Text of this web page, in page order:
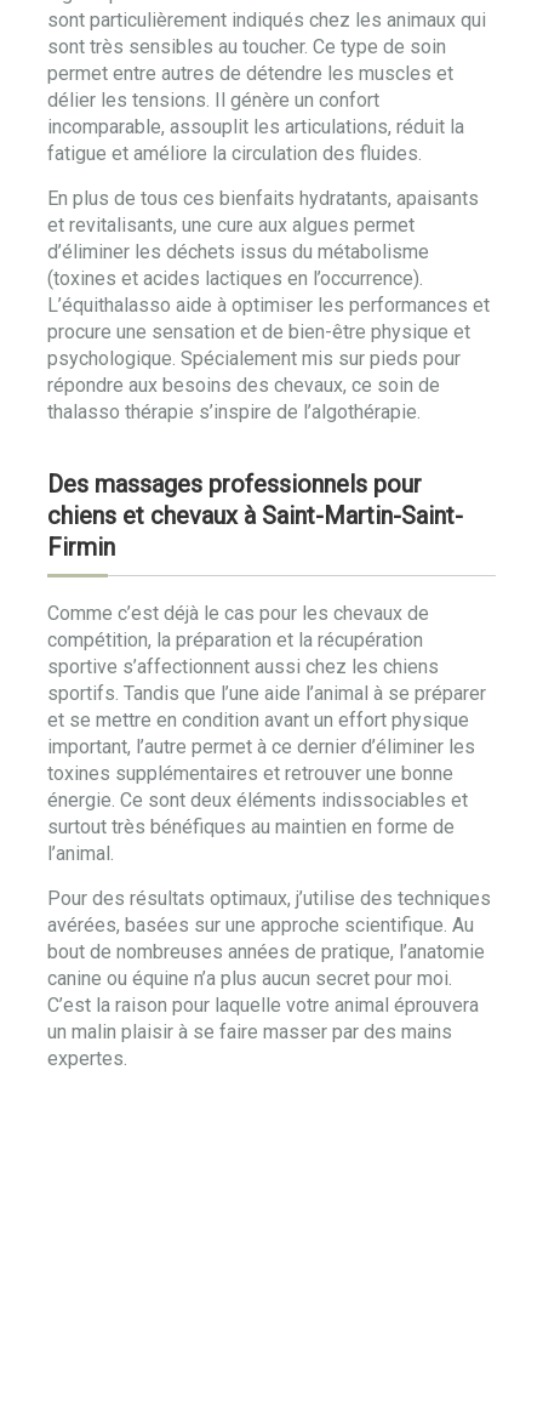
sont particulièrement indiqués chez les animaux qui
sont très sensibles au toucher. Ce type de soin
permet entre autres de détendre les muscles et
délier les tensions. Il génère un confort
incomparable, assouplit les articulations, réduit la
fatigue et améliore la circulation des fluides.
En plus de tous ces bienfaits hydratants, apaisants
et revitalisants, une cure aux algues permet
d’éliminer les déchets issus du métabolisme
(toxines et acides lactiques en l’occurrence).
L’équithalasso aide à optimiser les performances et
procure une sensation et de bien-être physique et
psychologique. Spécialement mis sur pieds pour
répondre aux besoins des chevaux, ce soin de
thalasso thérapie s’inspire de l’algothérapie.
Des massages professionnels pour
chiens et chevaux à Saint-Martin-Saint-
Firmin
Comme c’est déjà le cas pour les chevaux de
compétition, la préparation et la récupération
sportive s’affectionnent aussi chez les chiens
sportifs. Tandis que l’une aide l’animal à se préparer
et se mettre en condition avant un effort physique
important, l’autre permet à ce dernier d’éliminer les
toxines supplémentaires et retrouver une bonne
énergie. Ce sont deux éléments indissociables et
surtout très bénéfiques au maintien en forme de
l’animal.
Pour des résultats optimaux, j’utilise des techniques
avérées, basées sur une approche scientifique. Au
bout de nombreuses années de pratique, l’anatomie
canine ou équine n’a plus aucun secret pour moi.
C’est la raison pour laquelle votre animal éprouvera
un malin plaisir à se faire masser par des mains
expertes.